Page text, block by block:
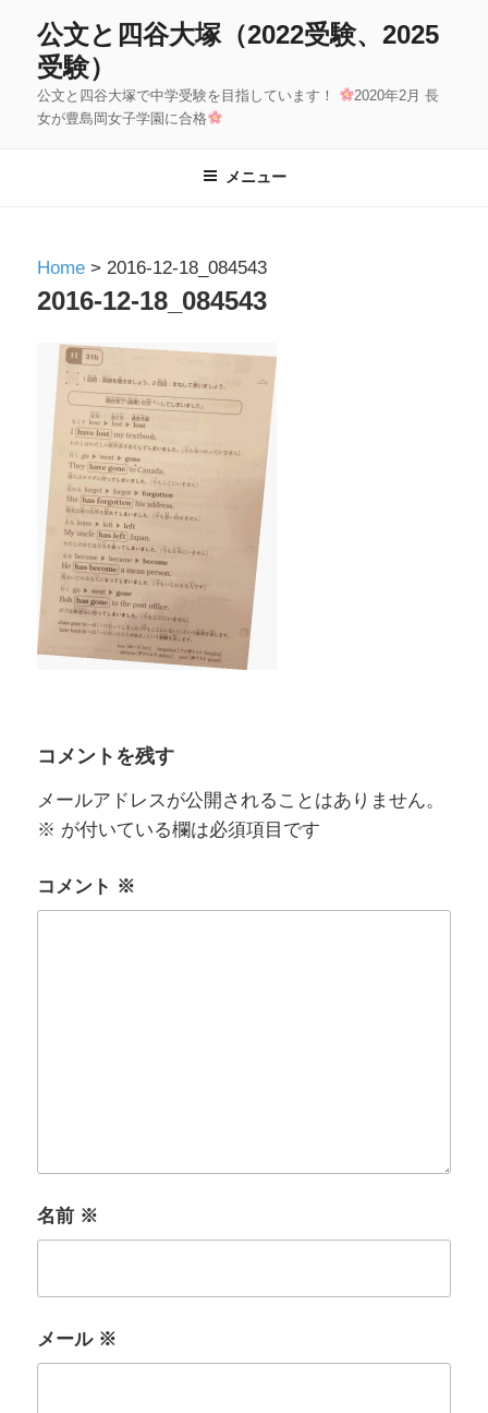
公文と四谷大塚（2022受験、2025
受験）
公文と四谷大塚で中学受験を目指しています！
2020年2月 長
女が豊島岡女子学園に合格
メニュー
Home> 2016-12-18_084543
2016-12-18_084543
コメントを残す
メールアドレスが公開されることはありません。
※ が付いている欄は必須項目です
コメント ※
名前 ※
メール ※